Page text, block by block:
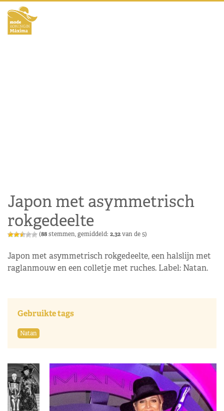
Japon met asymmetrisch
rokgedeelte
(88stemmen, gemiddeld: 2,32van de 5)
Japon met asymmetrisch rokgedeelte, een halslijn met
raglanmouw en een colletje met ruches. Label: Natan.
Gebruikte tags
Natan